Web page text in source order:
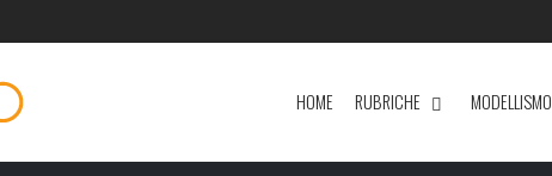
HOME RUBRICHE MODELLISMO